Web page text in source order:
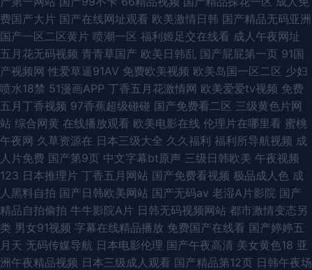
费国产大片 国产在线网址观看 欧美激情日韩 国产精品无码亚洲
国产一区二区黄片 喷潮一区 福利姬足交在线看 成人午夜网址
五月花无码视频 青青草国产 欧美日韩乱 国产屁屁第一页 91国
产视频网 性爱草逼91AV 免费欧美视频 欧美岛国一区二区 少妇
喷水18禁 51漫画APP 丁香五月花激情网 欧美爱爱tv视频 免费
五月丁香视频 97香蕉超级碰碰 国产免费看二区 三级黄色片网
站 综合网黄 在线播放观看 欧美电影在线 伦理片在哪里看 蜜桃
午夜网 久草资源在 日本三级大全 久久福利 福利所导航视频 成
人片免费 国产第9页 中文字幕bt原声 三级日韩欧美 午夜视频
123 日本推理片 丁香五月网站 国产免费看视频 极品成人色 成
人黑料自拍 国产日韩欧美网站 国产无码av 老湿A片影院 国产
精品自拍偷拍 牛牛影院A片 日韩无码视频网站 都市激情变态另
类 男女91视频 字幕在线精品播放 免费国产在线看 国产婷婷五
月天 无码传媒导航 日本电影伦理 国产午夜高清 美女黄色18 亚
洲午夜精品视频 日本三级成人观看 国产精品第12页 日韩午夜场